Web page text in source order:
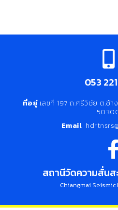
053
ที่อยู่ เลขที่ 197 ถ.ศรีวิชัย ต.ช้า
Email
สถานีวัดความสั่นส
Chiangmai Seismic